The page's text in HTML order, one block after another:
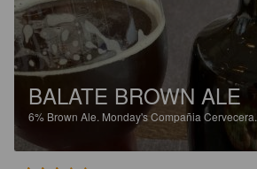
BALATE BROWN ALE
6% Brown Ale. Monday's Compañia Cervecera.